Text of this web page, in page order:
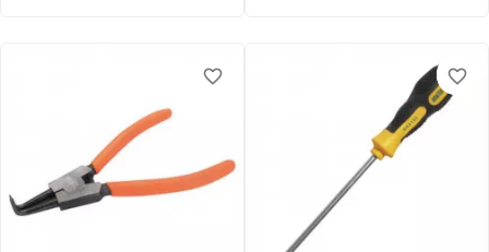
favorite_border
favorite_border favorite_border
favorite_border